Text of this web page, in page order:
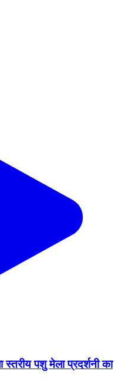
पशु मेला प्रदर्शनी का